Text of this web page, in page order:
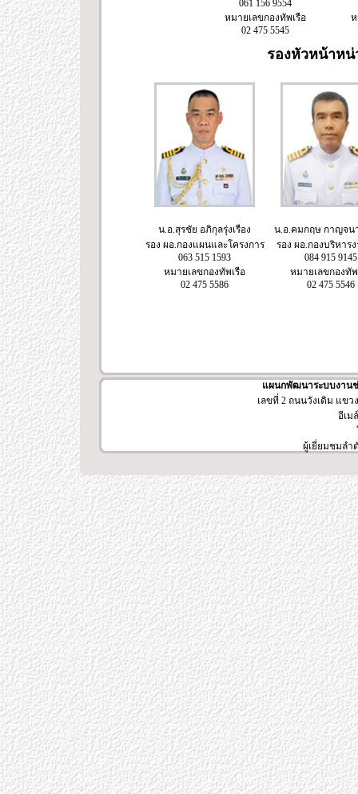
061 156 9554
หมายเลขกองทัพเรือ
02 475 5545
ห
รองหัวหน้าหน่
น.อ.สุรชัย อภิกุลรุ่งเรือง
รอง ผอ.กองแผนและโครงการ
063 515 1593
หมายเลขกองทัพเรือ
02 475 5586
น.อ.คมกฤษ กาญจ
รอง ผอ.กองบริหาร
084 915 9145
หมายเลขกองทัพ
02 475 5546
แผนกพัฒนาระบบงานช่
เลขที่ 2 ถนนวังเดิม แขว
อีเม
ผู้เยี่ยมชมล